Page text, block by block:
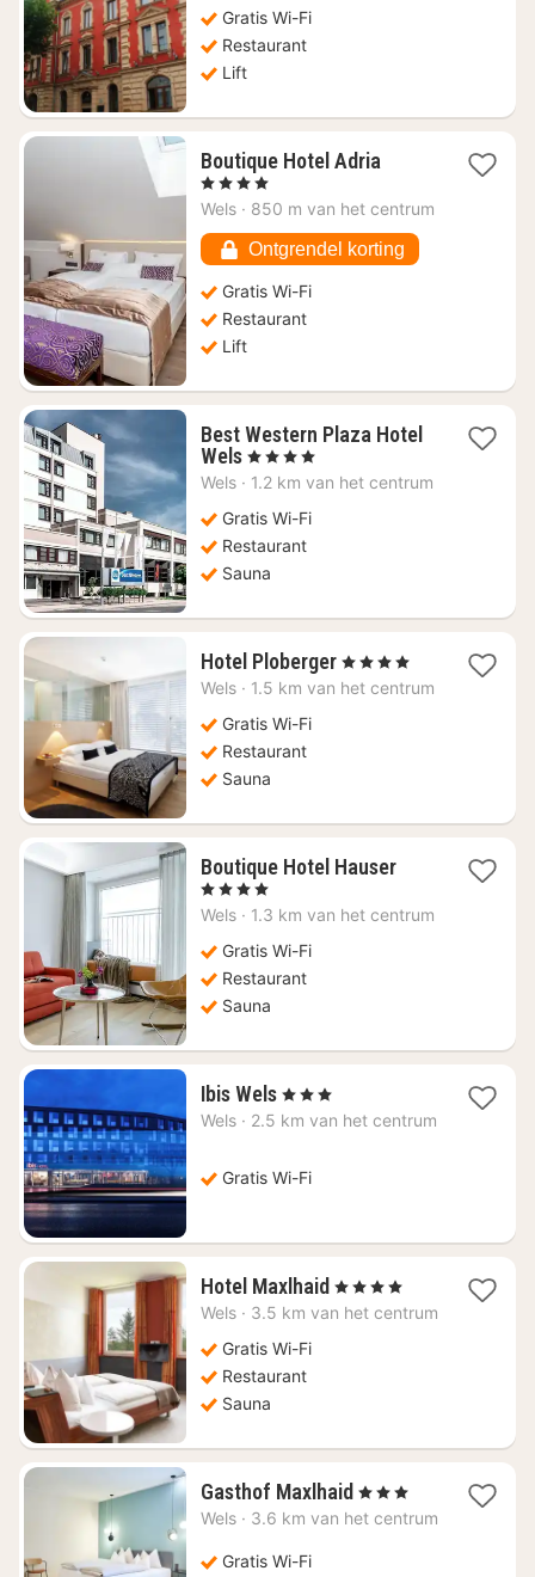
€
115,63
Gratis Wi-Fi
Restaurant
Lift
Boutique Hotel Adria4
vanaf
105,30
, 4 Sterren
Wels · 850 m van het centrum
Ontgrendel korting
Gratis Wi-Fi
Restaurant
Lift
Best Western Plaza Hotel
Wels4
nachten
€
78,67
, 4 Sterren
Wels · 1.2 km van het centrum
Gratis Wi-Fi
Restaurant
Sauna
Hotel Ploberger4
nachten
, 4 Sterren
Wels · 1.5 km van het centrum
Gratis Wi-Fi
Restaurant
Sauna
Boutique Hotel Hauser4
vanaf
, 4 Sterren
Wels · 1.3 km van het centrum
Gratis Wi-Fi
Restaurant
Sauna
Ibis Wels4
nachten
86,18
, 3 Sterren
Wels · 2.5 km van het centrum
Gratis Wi-Fi
Hotel Maxlhaid 4
nachten
, 4 Sterren
Wels · 3.5 km van het centrum
Gratis Wi-Fi
Restaurant
Sauna
Gasthof Maxlhaid 4
nachten
, 3 Sterren
Wels · 3.6 km van het centrum
Gratis Wi-Fi